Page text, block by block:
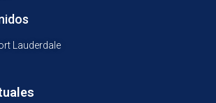
Lauderdale